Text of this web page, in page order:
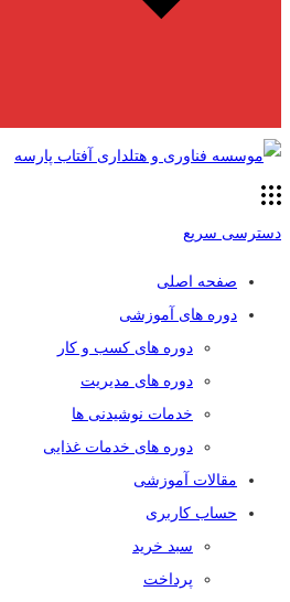
دسترسی سریع
صفحه اصلی
دوره های آموزشی
دوره های کسب و کار
دوره های مدیریت
خدمات نوشیدنی ها
دوره های خدمات غذایی
مقالات آموزشی
حساب کاربری
سبد خرید
پرداخت